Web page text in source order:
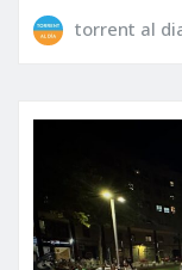
torrent al